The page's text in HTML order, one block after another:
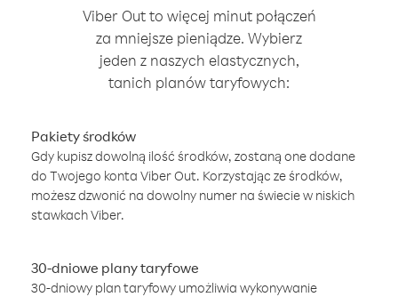
Viber Out to więcej minut połączeń
za mniejsze pieniądze. Wybierz
jeden z naszych elastycznych,
tanich planów taryfowych:
Pakiety środków
Gdy kupisz dowolną ilość środków, zostaną one dodane
do Twojego konta Viber Out. Korzystając ze środków,
możesz dzwonić na dowolny numer na świecie w niskich
stawkach Viber.
30-dniowe plany taryfowe
30-dniowy plan taryfowy umożliwia wykonywanie